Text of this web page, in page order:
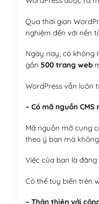
Qua thời gian
nghiệm đến với nền
Ngày nay, có không
gần 500 trang web
WordPress vẫn luôn
– Có mã nguồn CMS
Mã nguồn mở cung
theo ý bạn mà
Việc của bạn là
Có thể tùy biến trên
– Thân thiện với